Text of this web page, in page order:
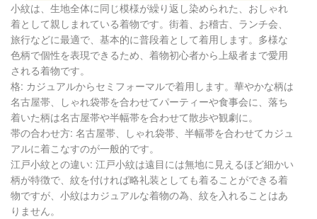
小紋は、生地全体に同じ模様が繰り返し染められた、おしゃれ
着として親しまれている着物です。街着、お稽古、ランチ会、
旅行などに最適で、基本的に普段着として着用します。多様な
色柄で個性を表現できるため、着物初心者から上級者まで愛用
される着物です。
格: カジュアルからセミフォーマルで着用します。華やかな柄は
名古屋帯、しゃれ袋帯を合わせてパーティーや食事会に、落ち
着いた柄は名古屋帯や半幅帯を合わせて散歩や観劇に。
帯の合わせ方: 名古屋帯、しゃれ袋帯、半幅帯を合わせてカジュ
アルに着こなすのが一般的です。
江戸小紋との違い: 江戸小紋は遠目には無地に見えるほど細かい
柄が特徴で、紋を付ければ略礼装としても着ることができる着
物ですが、小紋はカジュアルな着物の為、紋を入れることはあ
りません。